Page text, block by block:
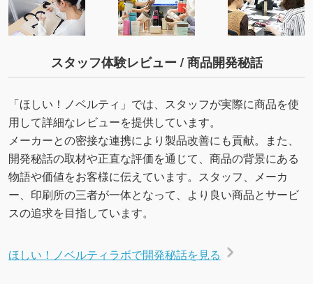
スタッフ体験レビュー / 商品開発秘話
「ほしい！ノベルティ」では、スタッフが実際に商品を使
用して詳細なレビューを提供しています。
メーカーとの密接な連携により製品改善にも貢献。また、
開発秘話の取材や正直な評価を通じて、商品の背景にある
物語や価値をお客様に伝えています。スタッフ、メーカ
ー、印刷所の三者が一体となって、より良い商品とサービ
スの追求を目指しています。
ほしい！ノベルティラボで開発秘話を見る